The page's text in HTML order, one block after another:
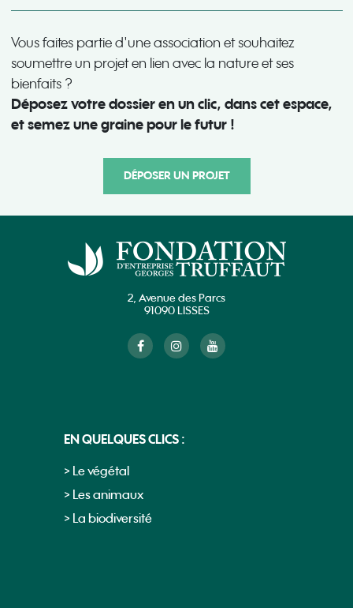
Vous faites partie d'une association et souhaitez
soumettre un projet en lien avec la nature et ses
bienfaits ?
Déposez votre dossier en un clic, dans cet espace,
et semez une graine pour le futur !
DÉPOSER UN PROJET
2, Avenue des Parcs
91090 LISSES
EN QUELQUES CLICS :
> Le végétal
> Les animaux
> La biodiversité